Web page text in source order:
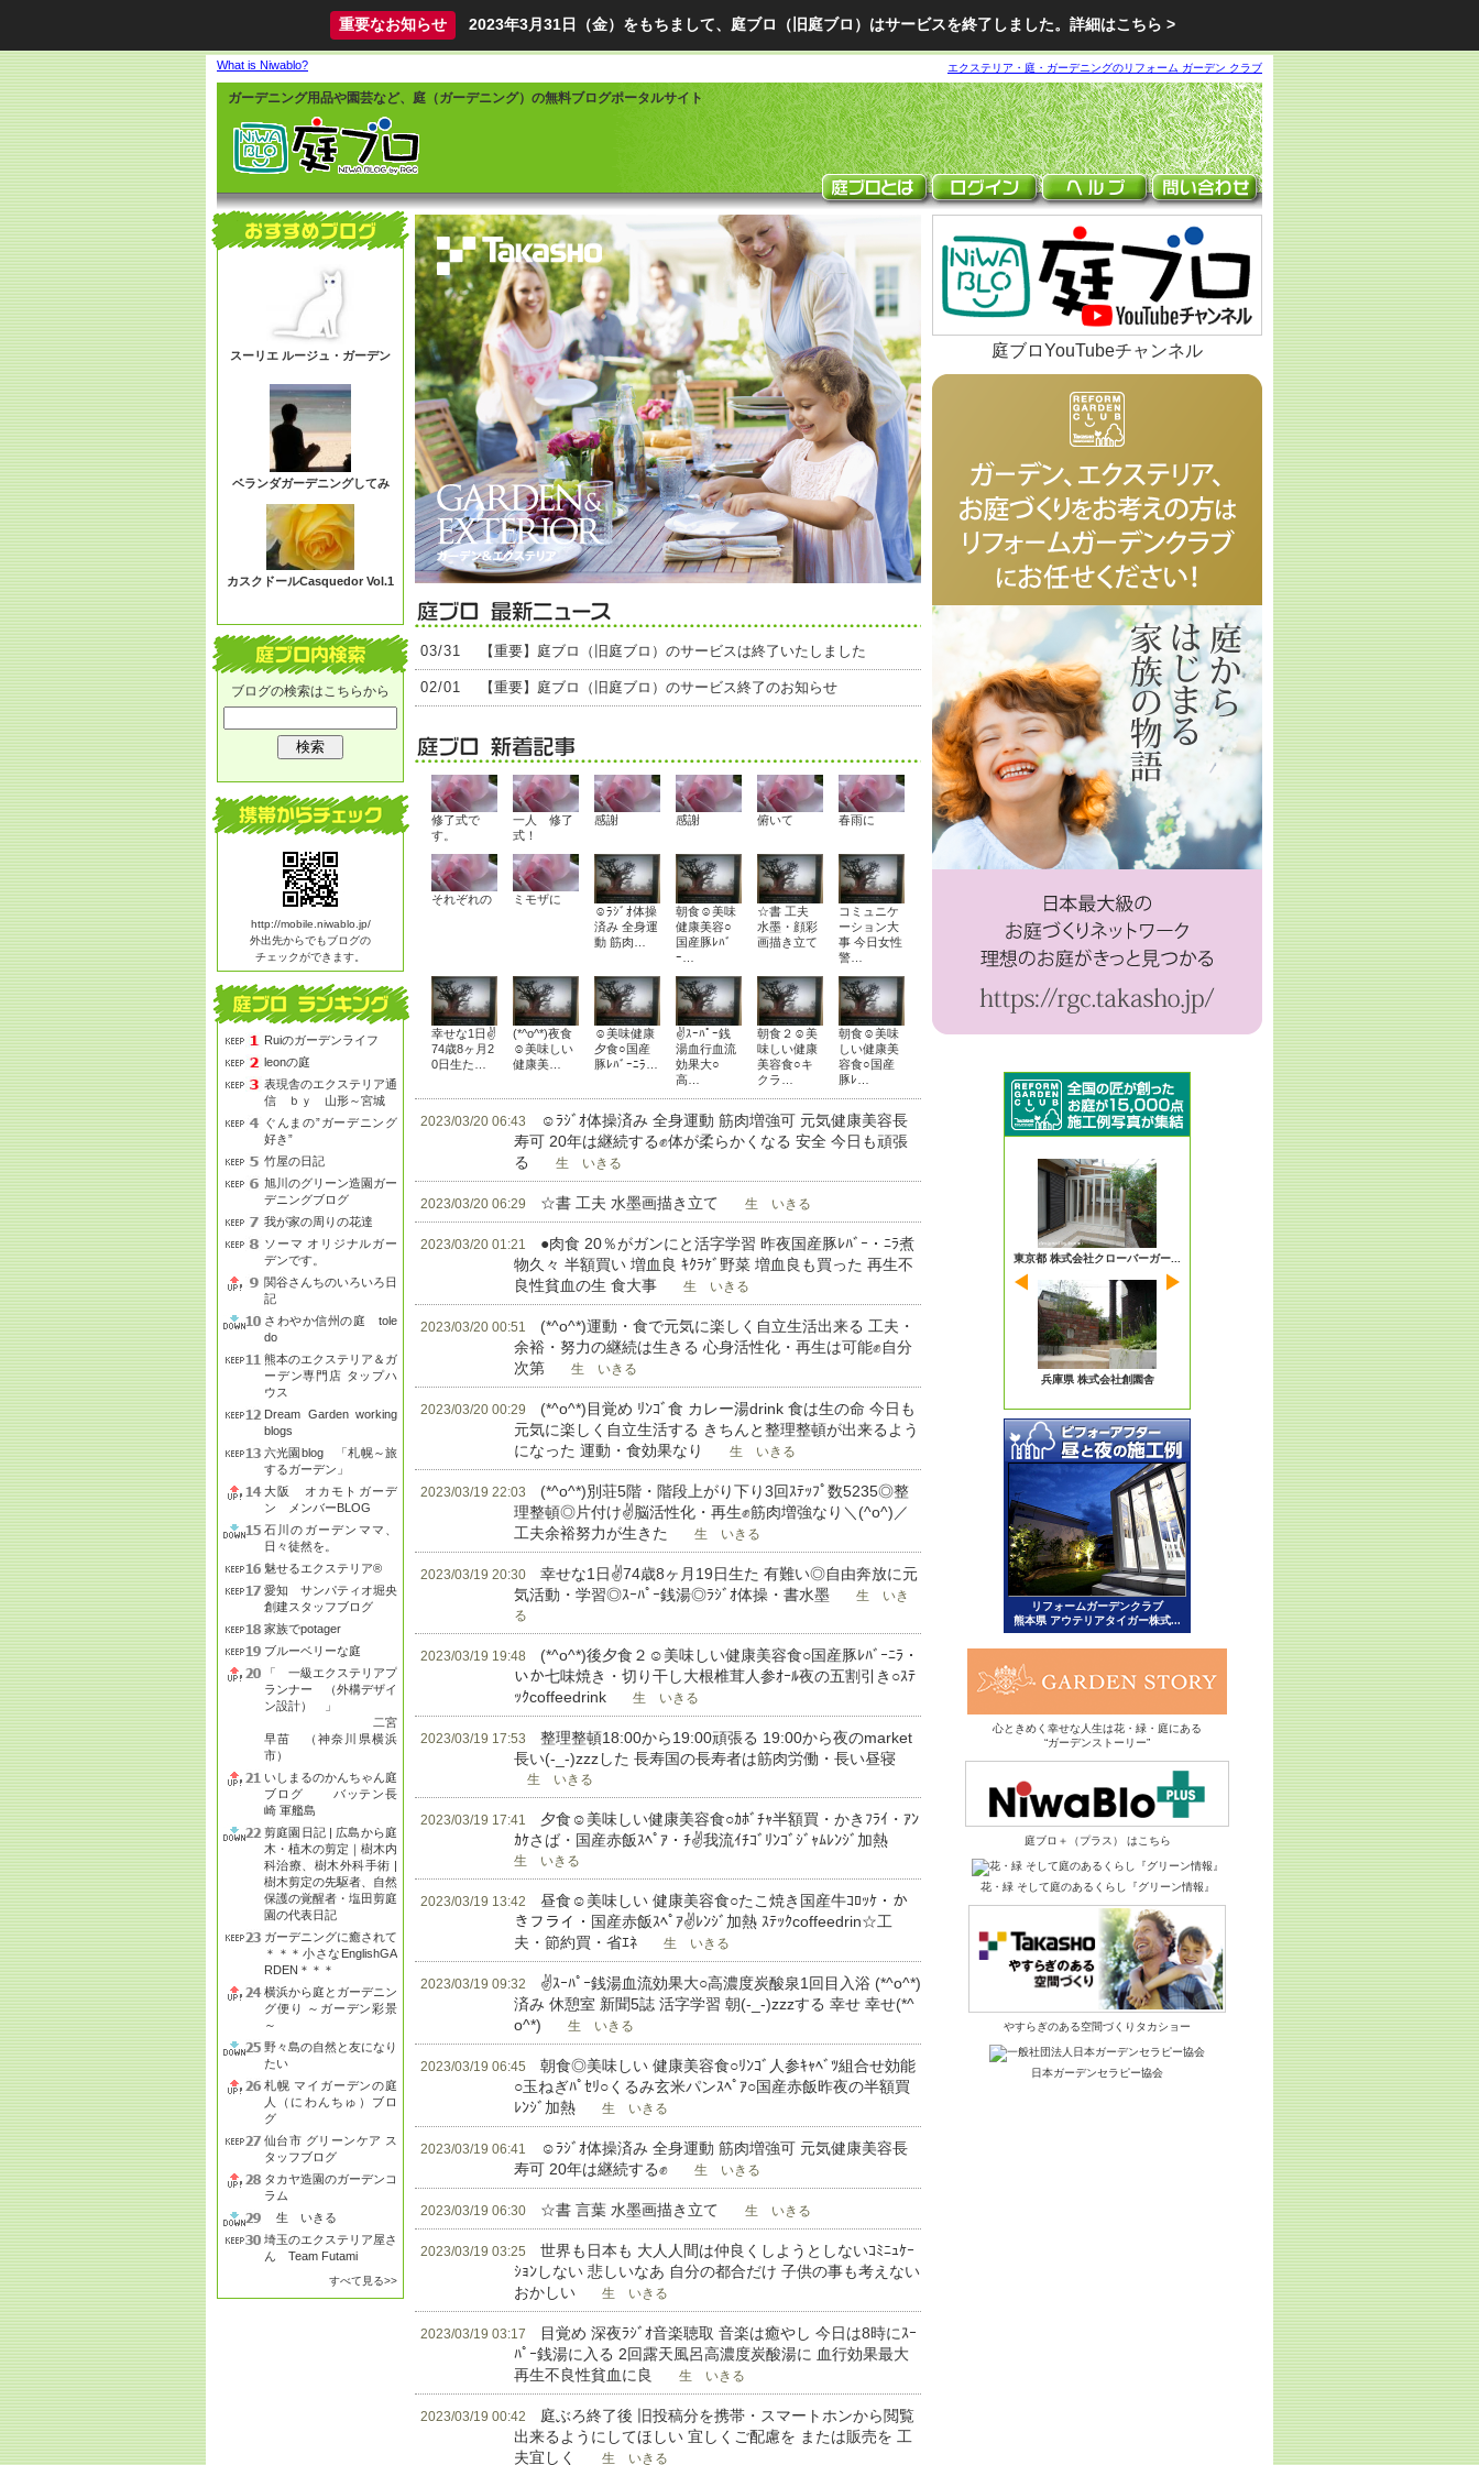
重要なお知らせ 2023年3月31日（金）をもちまして、庭ブロ（旧庭ブロ）はサービスを終了しました。 詳細はこちら >
エクステリア・庭・ガーデニングのリフォーム ガーデン クラブ
What is Niwablo?
ガーデニング用品や園芸など、庭（ガーデニング）の無料ブログポータルサイト
ブログの検索はこちらから
http://mobile.niwablo.jp/
外出先からでもブログの
チェックができます。
Ruiのガーデンライフ
leonの庭
表現舎のエクステリア通
信 ｂｙ 山形～宮城
ぐんまの”ガーデニング
好き”
竹屋の日記
旭川のグリーン造園ガー
デニングブログ
我が家の周りの花達
ソーマ オリジナルガー
デンです。
関谷さんちのいろいろ日
記
さわやか信州の庭 tole
do
熊本のエクステリア＆ガ
ーデン専門店 タップハ
ウス
Dream Garden working
blogs
六光園blog 「札幌～旅
するガーデン」
大阪 オカモトガーデ
ン メンバーBLOG
石川のガーデンママ、
日々徒然を。
魅せるエクステリア®
愛知 サンパティオ堀央
創建スタッフブログ
家族でpotager
ブルーベリーな庭
「 一級エクステリアプ
ランナー （外構デザイ
ン設計） 」
二宮
早苗 （神奈川県横浜
市）
いしまるのかんちゃん庭
ブログ バッテン長
崎 軍艦島
剪庭園日記 | 広島から庭
木・植木の剪定｜樹木内
科治療、樹木外科手術 |
樹木剪定の先駆者、自然
保護の覚醒者・塩田剪庭
園の代表日記
ガーデニングに癒されて
＊＊＊小さなEnglishGA
RDEN＊＊＊
横浜から庭とガーデニン
グ便り ～ガーデン彩景
～
野々島の自然と友になり
たい
札幌 マイガーデンの庭
人（にわんちゅ）ブロ
グ
仙台市 グリーンケア ス
タッフブログ
タカヤ造園のガーデンコ
ラム
生 いきる
埼玉のエクステリア屋さ
ん Team Futami
すべて見る>>
スーリエ ルージュ・ガーデン
ベランダガーデニングしてみ
カスクドールCasquedor Vol.1
03/31 【重要】庭ブロ（旧庭ブロ）のサービスは終了いたしました
02/01 【重要】庭ブロ（旧庭ブロ）のサービス終了のお知らせ
修了式で
す。
一人 修了
式！
感謝 感謝 俯いて 春雨に
それぞれの
ミモザに
☺ﾗｼﾞｵ体操
済み 全身運
動 筋肉…
朝食☺美味
健康美容○
国産豚ﾚﾊﾞ
ｰ…
☆書 工夫
水墨・顔彩
画描き立て
コミュニケ
ーション大
事 今日女性
警…
幸せな1日✌
74歳8ヶ月2
0日生た…
(*^o^*)夜食
☺美味しい
健康美…
☺美味健康
夕食○国産
豚ﾚﾊﾞｰﾆﾗ…
✌ｽｰﾊﾟｰ銭
湯血行血流
効果大○
高…
朝食２☺美
味しい健康
美容食○キ
クラ…
朝食☺美味
しい健康美
容食○国産
豚ﾚ…
2023/03/20 06:43
☺ﾗｼﾞｵ体操済み 全身運動 筋肉増強可 元気健康美容長
寿可 20年は継続する✊体が柔らかくなる 安全 今日も頑張
る
生 いきる
2023/03/20 06:29 ☆書 工夫 水墨画描き立て 生 いきる
2023/03/20 01:21
●肉食 20％がガンにと活字学習 昨夜国産豚ﾚﾊﾞｰ・ﾆﾗ煮
物久々 半額買い 増血良 ｷｸﾗｹﾞ野菜 増血良も買った 再生不
良性貧血の生 食大事 生 いきる
2023/03/20 00:51
(*^o^*)運動・食で元気に楽しく自立生活出来る 工夫・
余裕・努力の継続は生きる 心身活性化・再生は可能✊自分
次第 生 いきる
2023/03/20 00:29
(*^o^*)目覚め ﾘﾝｺﾞ食 カレー湯drink 食は生の命 今日も
元気に楽しく自立生活する きちんと整理整頓が出来るよう
になった 運動・食効果なり
生 いきる
2023/03/19 22:03
(*^o^*)別荘5階・階段上がり下り3回ｽﾃｯﾌﾟ数5235◎整
理整頓◎片付け✌脳活性化・再生✊筋肉増強なり＼(^o^)／
工夫余裕努力が生きた
生 いきる
2023/03/19 20:30
幸せな1日✌74歳8ヶ月19日生た 有難い◎自由奔放に元
気活動・学習◎ｽｰﾊﾟｰ銭湯◎ﾗｼﾞｵ体操・書水墨 生 いき
る
2023/03/19 19:48
(*^o^*)後夕食２☺美味しい健康美容食○国産豚ﾚﾊﾞｰﾆﾗ・
いか七味焼き・切り干し大根椎茸人参ｵｰﾙ夜の五割引き○ｽﾃ
ｯｸcoffeedrink 生 いきる
2023/03/19 17:53
整理整頓18:00から19:00頑張る 19:00から夜のmarket
長い(-_-)zzzした 長寿国の長寿者は筋肉労働・長い昼寝
生 いきる
2023/03/19 17:41
夕食☺美味しい健康美容食○ｶﾎﾞﾁｬ半額買・かきﾌﾗｲ・ｱﾝ
ｶｹさば・国産赤飯ｽﾍﾟｱ・ﾁ✌我流ｲﾁｺﾞﾘﾝｺﾞｼﾞｬﾑﾚﾝｼﾞ加熱
生 いきる
2023/03/19 13:42
昼食☺美味しい 健康美容食○たこ焼き国産牛ｺﾛｯｹ・か
きフライ・国産赤飯ｽﾍﾟｱ✌ﾚﾝｼﾞ加熱 ｽﾃｯｸcoffeedrin☆工
夫・節約買・省ｴﾈ 生 いきる
2023/03/19 09:32
✌ｽｰﾊﾟｰ銭湯血流効果大○高濃度炭酸泉1回目入浴 (*^o^*)
済み 休憩室 新聞5誌 活字学習 朝(-_-)zzzする 幸せ 幸せ(*^
o^*) 生 いきる
2023/03/19 06:45
朝食◎美味しい 健康美容食○ﾘﾝｺﾞ人参ｷｬﾍﾞﾂ組合せ効能
○玉ねぎﾊﾟｾﾘ○くるみ玄米パンｽﾍﾟｱ○国産赤飯昨夜の半額買
ﾚﾝｼﾞ加熱 生 いきる
2023/03/19 06:41
☺ﾗｼﾞｵ体操済み 全身運動 筋肉増強可 元気健康美容長
寿可 20年は継続する✊ 生 いきる
2023/03/19 06:30 ☆書 言葉 水墨画描き立て 生 いきる
2023/03/19 03:25
世界も日本も 大人人間は仲良くしようとしないｺﾐﾆｭｹｰ
ｼｮﾝしない 悲しいなあ 自分の都合だけ 子供の事も考えない
おかしい 生 いきる
2023/03/19 03:17
目覚め 深夜ﾗｼﾞｵ音楽聴取 音楽は癒やし 今日は8時にｽｰ
ﾊﾟｰ銭湯に入る 2回露天風呂高濃度炭酸湯に 血行効果最大
再生不良性貧血に良
生 いきる
2023/03/19 00:42
庭ぶろ終了後 旧投稿分を携帯・スマートホンから閲覧
出来るようにしてほしい 宜しくご配慮を または販売を 工
夫宜しく
生 いきる
庭ブロYouTubeチャンネル
心ときめく幸せな人生は花・緑・庭にある
“ガーデンストーリー”
庭ブロ＋（プラス） はこちら
花・緑 そして庭のあるくらし『グリーン情報』
やすらぎのある空間づくりタカショー
日本ガーデンセラピー協会